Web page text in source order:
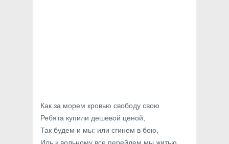
Как за морем кровью свободу свою
Ребята купили дешевой ценой,
Так будем и мы: или сгинем в бою,